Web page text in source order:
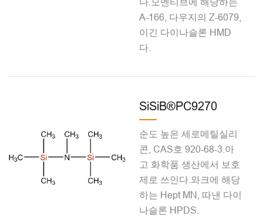
A-166, 다우지의 Z-6079,
이긴 다이나슬론 HMD
다.
SiSiB®PC9270
순도 높은 세로메틸실리
콘, CAS호 920-68-3.아
고 화학품 생산에서 보호
제로 쓰인다.와크에 해당
하는 Hept MN, 따낸 다이
나슬론 HPDS.